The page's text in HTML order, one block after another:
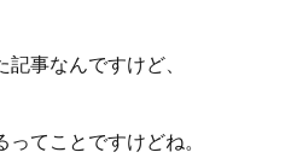
事なんですけど、
てことですけどね。